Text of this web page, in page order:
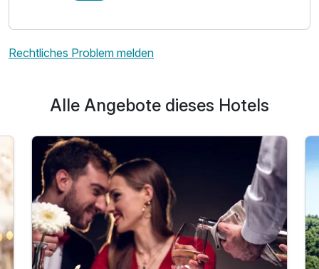
Rechtliches Problem melden
Alle Angebote dieses Hotels